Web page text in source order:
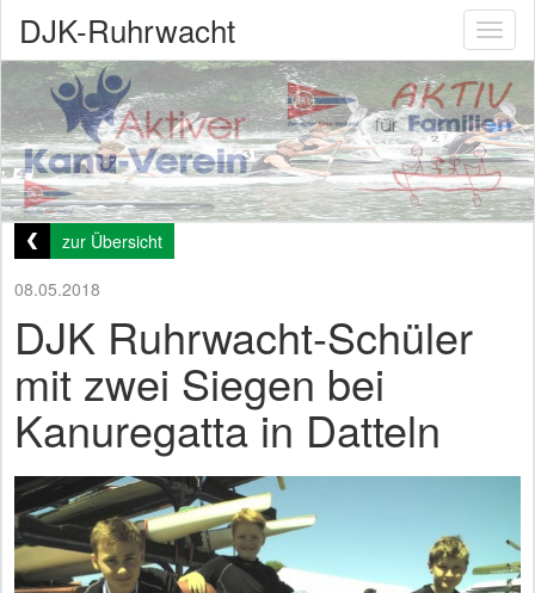
DJK-Ruhrwacht
zur Übersicht
08.05.2018
DJK Ruhrwacht-Schüler
mit zwei Siegen bei
Kanuregatta in Datteln